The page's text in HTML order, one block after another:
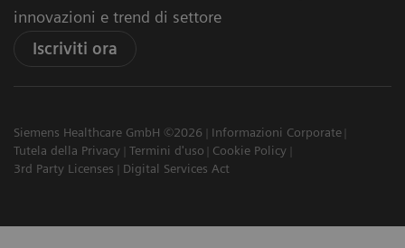
innovazioni e trend di settore
Iscriviti ora
Siemens Healthcare GmbH ©2026
Informazioni Corporate
Tutela della Privacy
Termini d'uso
Cookie Policy
3rd Party Licenses
Digital Services Act